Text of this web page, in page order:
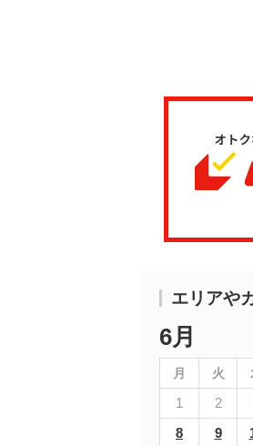
エリアや
6月
月 火
1 2
8
9